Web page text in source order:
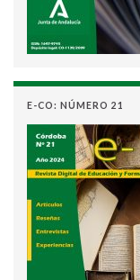
E-CO: NÚMERO 21